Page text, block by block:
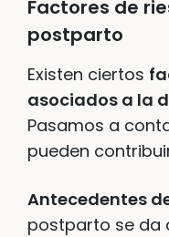
Factores de
postparto
Existen ciertos
asociados a la
Pasamos a
pueden
Antecedentes
postparto se da